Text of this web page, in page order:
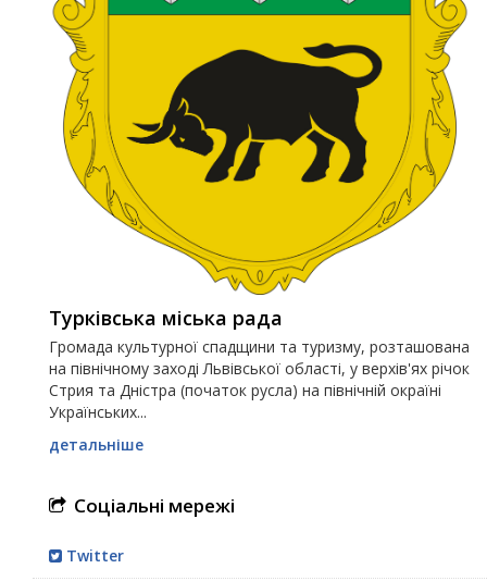
Турківська міська рада
Громада культурної спадщини та туризму, розташована
на північному заході Львівської області, у верхів'ях річок
Стрия та Дністра (початок русла) на північній окраїні
Українських...
детальніше
Соціальні мережі
Twitter